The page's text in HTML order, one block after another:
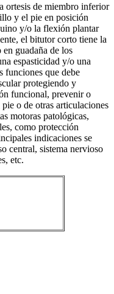
ortesis de miembro inferior
y el pie en posición
y/o la flexión plantar
el bitutor corto tiene la
guadaña de los
espasticidad y/o una
funciones que debe
protegiendo y
funcional, prevenir o
o de otras articulaciones
motoras patológicas,
como protección
indicaciones se
central, sistema nervioso
etc.